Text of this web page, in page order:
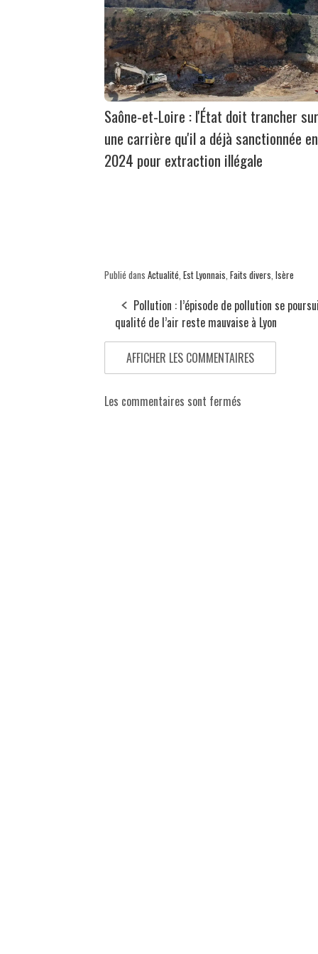
Saône-et-Loire : l'État doit trancher sur
une carrière qu'il a déjà sanctionnée en
2024 pour extraction illégale
Publié dans Actualité, Est Lyonnais, Faits divers, Isère
Pollution : l’épisode de pollution se
qualité de l’air reste mauvaise à Lyon
AFFICHER LES COMMENTAIRES
Les commentaires sont fermés